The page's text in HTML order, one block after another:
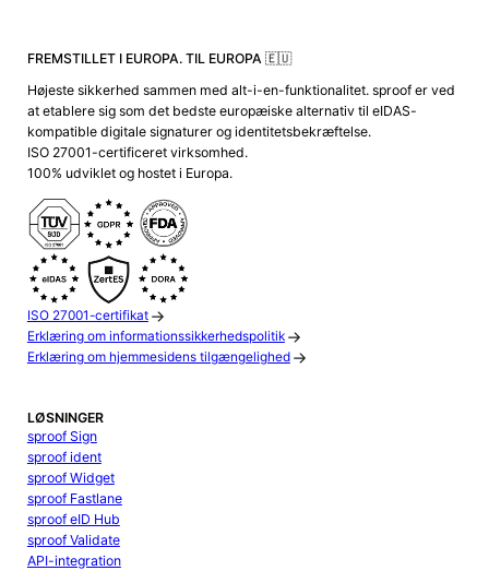
FREMSTILLET I EUROPA. TIL EUROPA 🇪🇺
Højeste sikkerhed sammen med alt-i-en-funktionalitet. sproof er ved
at etablere sig som det bedste europæiske alternativ til eIDAS-
kompatible digitale signaturer og identitetsbekræftelse.
ISO 27001-certificeret virksomhed.
100% udviklet og hostet i Europa.
ISO 27001-certifikat
Erklæring om informationssikkerhedspolitik
Erklæring om hjemmesidens tilgængelighed
LØSNINGER
sproof Sign
sproof ident
sproof Widget
sproof Fastlane
sproof eID Hub
sproof Validate
API-integration